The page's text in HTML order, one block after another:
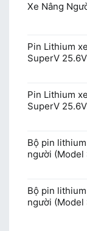
Xe Nâng
Pin Lithium
SuperV
Pin Lithium
SuperV
Bộ pin
người (Model
Bộ pin
người (Model